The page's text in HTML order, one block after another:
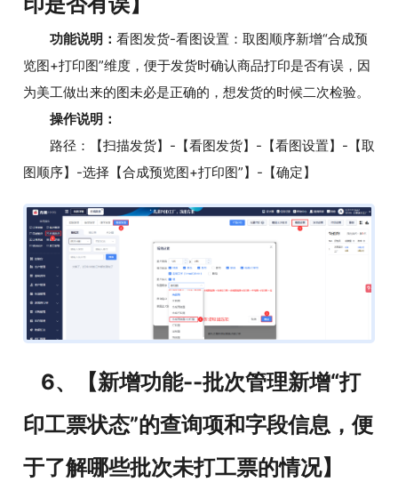
功能说明： 看图发货-看图设置：取图顺序新增“合成预
览图+打印图”维度，便于发货时确认商品打印是否有误，因
为美工做出来的图未必是正确的，想发货的时候二次检验。
操作说明：
路径：【扫描发货】-【看图发货】-【看图设置】-【取
图顺序】-选择【合成预览图+打印图”】-【确定】
6、【新增功能--批次管理新增“打
印工票状态”的查询项和字段信息，便
于了解哪些批次未打工票的情况】